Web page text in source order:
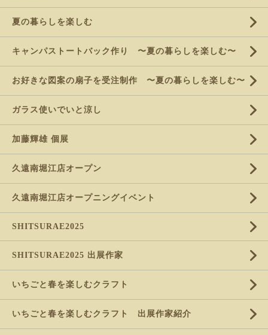
夏の暮らしを楽しむ
キャンパストートバック作り 〜夏の暮らしを楽しむ〜
お好きな図案の扇子を受注制作 〜夏の暮らしを楽しむ〜
ガラス使いでいと涼し
加藤輝雄 個展
久遠南堀江店オープン
久遠南堀江店オープニングイベント
SHITSURAE2025
SHITSURAE2025 出展作家
いちごと春を楽しむクラフト
いちごと春を楽しむクラフト 出展作家紹介